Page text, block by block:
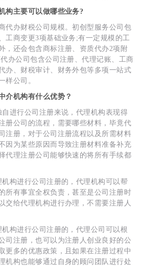
主要可以做哪些业务?
办财税公司规模。初创型服务公司包
工商变更3项基础业务;有一定规模的工
，还会包含商标注册、资质代办2项附
办公司包含公司注册、代理记账、工商
办、财税审计、财务外包等多项一站式
样公司。
机构有什么优势？
行公司注册来说，代理机构表现得
册公司的流程，需要哪些材料，毕竟代
注册，对于公司注册流程以及所需材料
因为某些原因而导致注册材料准备补充
代理注册公司能够快速的将所有手续都
进行公司注册的，代理机构可以帮
所有事宜全权负责，甚至是公司注册时
交给代理机构进行办理，不需要注册人
进行公司注册的，代理公司可以根
司注册，也可以为注册人创业良好的公
更多的优惠政策，且如果在注册过程中
机构也能够通过自身的顾问团队进行处